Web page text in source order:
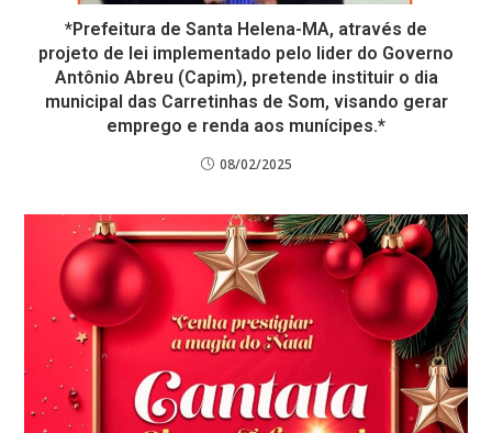
*Prefeitura de Santa Helena-MA, através de
projeto de lei implementado pelo lider do Governo
Antônio Abreu (Capim), pretende instituir o dia
municipal das Carretinhas de Som, visando gerar
emprego e renda aos munícipes.*
08/02/2025